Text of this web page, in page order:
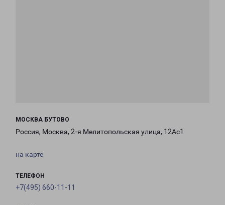
МОСКВА БУТОВО
Россия, Москва, 2-я Мелитопольская улица, 12Ас1
на карте
ТЕЛЕФОН
+7(495) 660-11-11